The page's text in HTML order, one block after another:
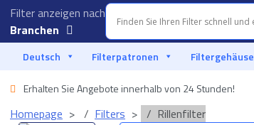
Filter anzeigen nach
Branchen
Aquakultur
Autoindustrie
Food & Beverage
Deutsch Filterpatronen Filtergehäuse
Erhalten Sie Angebote innerhalb von 24 Stunden!
Homepage Filters Rillenfilter